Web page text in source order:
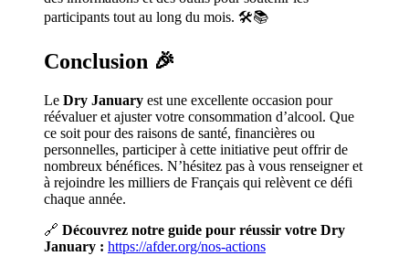
participants tout au long du mois. 🛠️📚
Conclusion 🎉
Le Dry January est une excellente occasion pour
réévaluer et ajuster votre consommation d’alcool. Que
ce soit pour des raisons de santé, financières ou
personnelles, participer à cette initiative peut offrir de
nombreux bénéfices. N’hésitez pas à vous renseigner et
à rejoindre les milliers de Français qui relèvent ce défi
chaque année.
🔗 Découvrez notre guide pour réussir votre Dry
January : https://afder.org/nos-actions